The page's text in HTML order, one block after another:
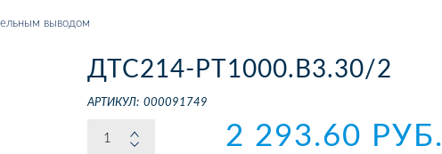
выводом
ДТС214-РТ1000.В3.30/2
АРТИКУЛ: 000091749
2 293.60 РУБ.